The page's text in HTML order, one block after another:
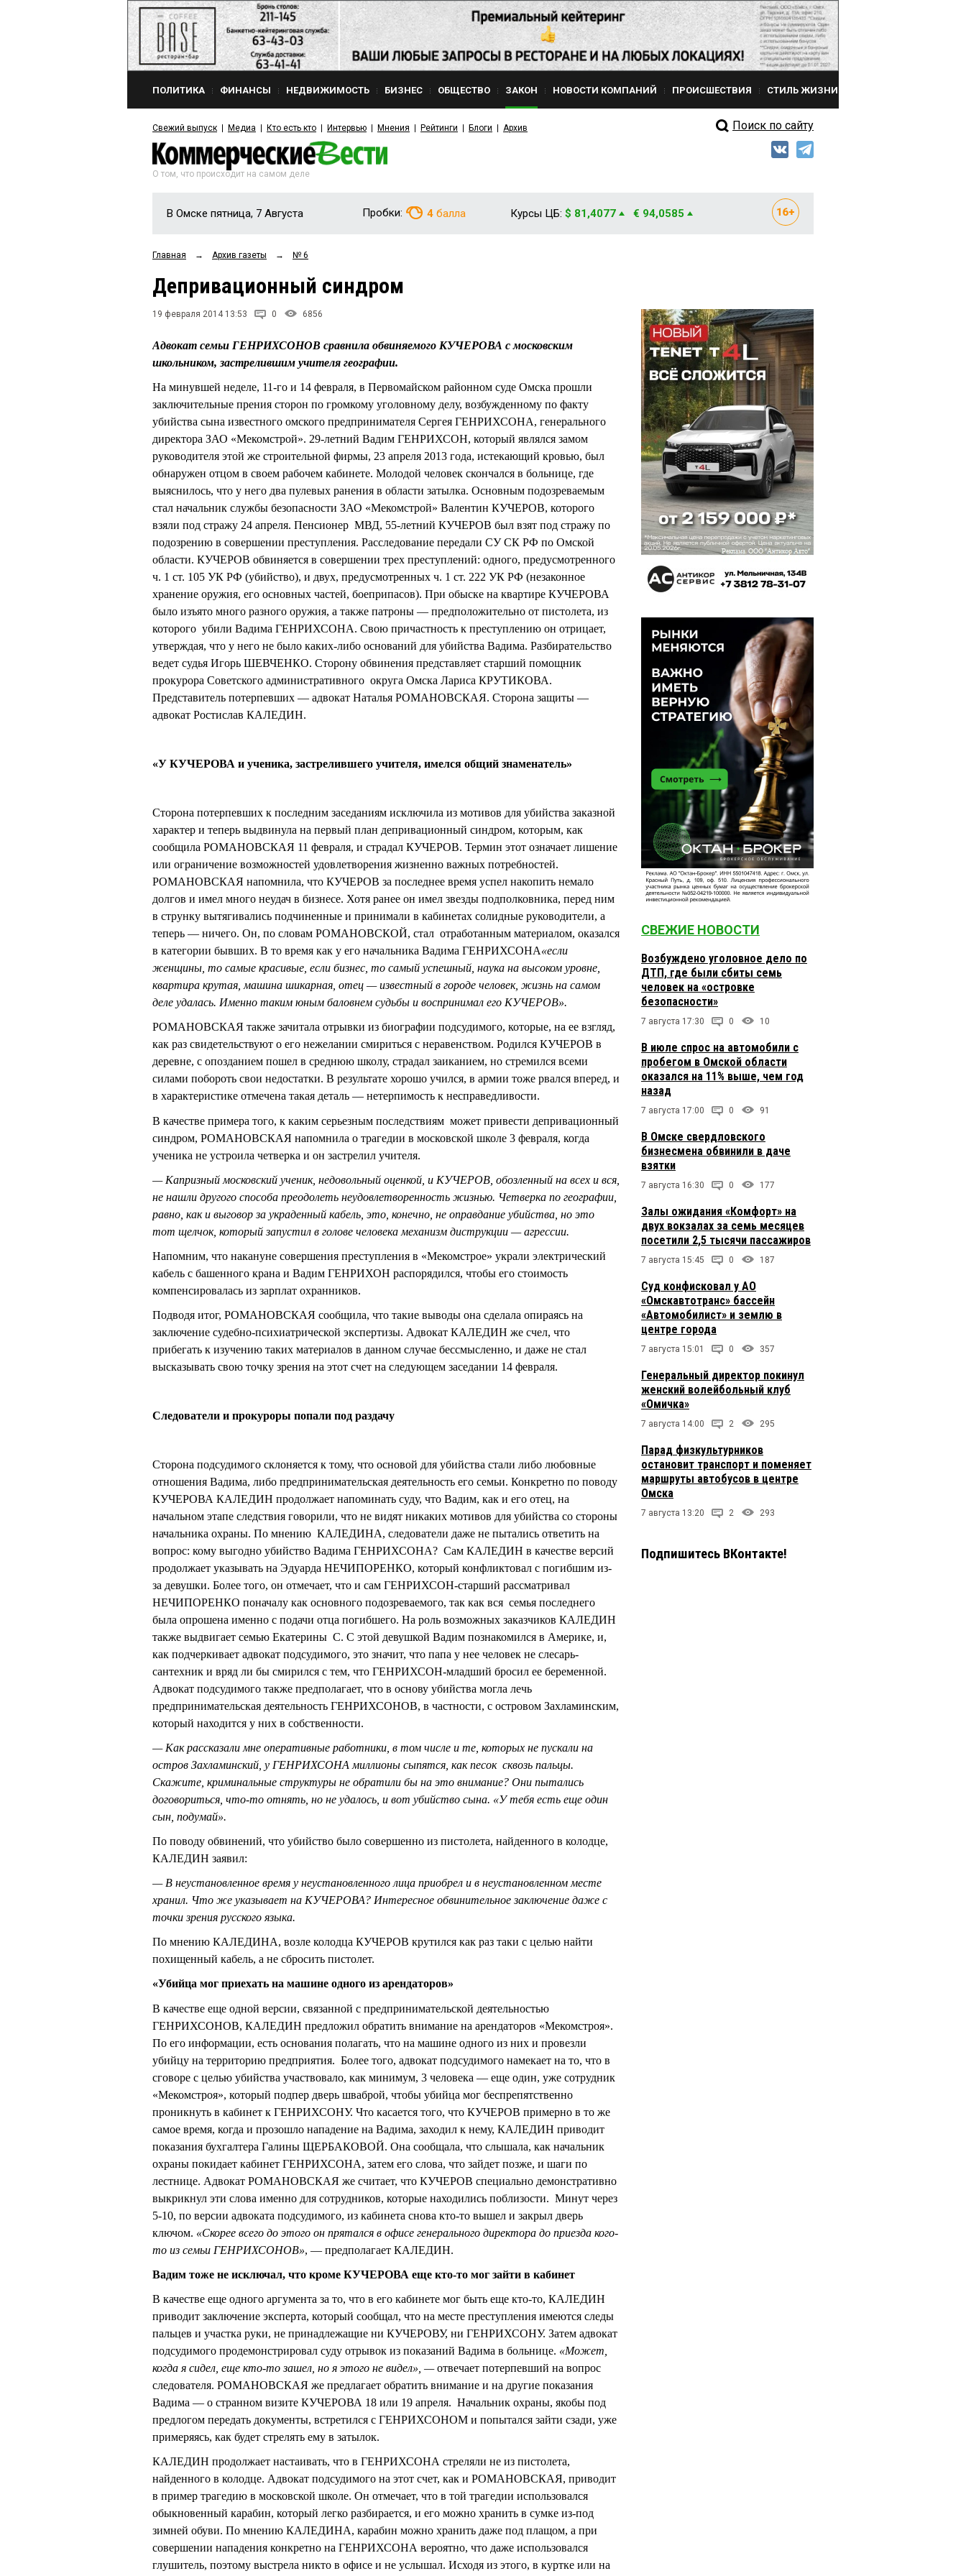
ПОЛИТИКА ФИНАНСЫ НЕДВИЖИМОСТЬ БИЗНЕС ОБЩЕСТВО ЗАКОН НОВОСТИ КОМПАНИЙ ПРОИСШЕСТВИЯ СТИЛЬ ЖИЗНИ
Свежий выпуск Медиа Кто есть кто Интервью Мнения Рейтинги Блоги Архив Поиск по сайту
О том, что происходит на самом деле
В Омске пятница, 7 Августа Пробки: 4 балла Курсы ЦБ: $ 81,4077 € 94,0585
Главная → Архив газеты → № 6
Депривационный синдром
19 февраля 2014 13:53 0 6856
Адвокат семьи ГЕНРИХСОНОВ сравнила обвиняемого КУЧЕРОВА с московским
школьником, застрелившим учителя географии.
На минувшей неделе, 11-го и 14 февраля, в Первомайском районном суде Омска прошли
заключительные прения сторон по громкому уголовному делу, возбужденному по факту
убийства сына известного омского предпринимателя Сергея ГЕНРИХСОНА, генерального
директора ЗАО «Мекомстрой». 29-летний Вадим ГЕНРИХСОН, который являлся замом
руководителя этой же строительной фирмы, 23 апреля 2013 года, истекающий кровью, был
обнаружен отцом в своем рабочем кабинете. Молодой человек скончался в больнице, где
выяснилось, что у него два пулевых ранения в области затылка. Основным подозреваемым
стал начальник службы безопасности ЗАО «Мекомстрой» Валентин КУЧЕРОВ, которого
взяли под стражу 24 апреля. Пенсионер МВД, 55-летний КУЧЕРОВ был взят под стражу по
подозрению в совершении преступления. Расследование передали СУ СК РФ по Омской
области. КУЧЕРОВ обвиняется в совершении трех преступлений: одного, предусмотренного
ч. 1 ст. 105 УК РФ (убийство), и двух, предусмотренных ч. 1 ст. 222 УК РФ (незаконное
хранение оружия, его основных частей, боеприпасов). При обыске на квартире КУЧЕРОВА
было изъято много разного оружия, а также патроны — предположительно от пистолета, из
которого убили Вадима ГЕНРИХСОНА. Свою причастность к преступлению он отрицает,
утверждая, что у него не было каких-либо оснований для убийства Вадима. Разбирательство
ведет судья Игорь ШЕВЧЕНКО. Сторону обвинения представляет старший помощник
прокурора Советского административного округа Омска Лариса КРУТИКОВА.
Представитель потерпевших — адвокат Наталья РОМАНОВСКАЯ. Сторона защиты —
адвокат Ростислав КАЛЕДИН.
«У КУЧЕРОВА и ученика, застрелившего учителя, имелся общий знаменатель»
Сторона потерпевших к последним заседаниям исключила из мотивов для убийства заказной
характер и теперь выдвинула на первый план депривационный синдром, которым, как
сообщила РОМАНОВСКАЯ 11 февраля, и страдал КУЧЕРОВ. Термин этот означает лишение
или ограничение возможностей удовлетворения жизненно важных потребностей.
РОМАНОВСКАЯ напомнила, что КУЧЕРОВ за последнее время успел накопить немало
долгов и имел много неудач в бизнесе. Хотя ранее он имел звезды подполковника, перед ним
в струнку вытягивались подчиненные и принимали в кабинетах солидные руководители, а
теперь — ничего. Он, по словам РОМАНОВСКОЙ, стал отработанным материалом, оказался
в категории бывших. В то время как у его начальника Вадима ГЕНРИХСОНА«если
женщины, то самые красивые, если бизнес, то самый успешный, наука на высоком уровне,
квартира крутая, машина шикарная, отец — известный в городе человек, жизнь на самом
деле удалась. Именно таким юным баловнем судьбы и воспринимал его КУЧЕРОВ».
РОМАНОВСКАЯ также зачитала отрывки из биографии подсудимого, которые, на ее взгляд,
как раз свидетельствуют о его нежелании смириться с неравенством. Родился КУЧЕРОВ в
деревне, с опозданием пошел в среднюю школу, страдал заиканием, но стремился всеми
силами побороть свои недостатки. В результате хорошо учился, в армии тоже рвался вперед, и
в характеристике отмечена такая деталь — нетерпимость к несправедливости.
В качестве примера того, к каким серьезным последствиям может привести депривационный
синдром, РОМАНОВСКАЯ напомнила о трагедии в московской школе 3 февраля, когда
ученика не устроила четверка и он застрелил учителя.
— Капризный московский ученик, недовольный оценкой, и КУЧЕРОВ, обозленный на всех и вся,
не нашли другого способа преодолеть неудовлетворенность жизнью. Четверка по географии,
равно, как и выговор за украденный кабель, это, конечно, не оправдание убийства, но это
тот щелчок, который запустил в голове человека механизм диструкции — агрессии.
Напомним, что накануне совершения преступления в «Мекомстрое» украли электрический
кабель с башенного крана и Вадим ГЕНРИХОН распорядился, чтобы его стоимость
компенсировалась из зарплат охранников.
Подводя итог, РОМАНОВСКАЯ сообщила, что такие выводы она сделала опираясь на
заключение судебно-психиатрической экспертизы. Адвокат КАЛЕДИН же счел, что
прибегать к изучению таких материалов в данном случае бессмысленно, и даже не стал
высказывать свою точку зрения на этот счет на следующем заседании 14 февраля.
Следователи и прокуроры попали под раздачу
Сторона подсудимого склоняется к тому, что основой для убийства стали либо любовные
отношения Вадима, либо предпринимательская деятельность его семьи. Конкретно по поводу
КУЧЕРОВА КАЛЕДИН продолжает напоминать суду, что Вадим, как и его отец, на
начальном этапе следствия говорили, что не видят никаких мотивов для убийства со стороны
начальника охраны. По мнению КАЛЕДИНА, следователи даже не пытались ответить на
вопрос: кому выгодно убийство Вадима ГЕНРИХСОНА? Сам КАЛЕДИН в качестве версий
продолжает указывать на Эдуарда НЕЧИПОРЕНКО, который конфликтовал с погибшим из-
за девушки. Более того, он отмечает, что и сам ГЕНРИХСОН-старший рассматривал
НЕЧИПОРЕНКО поначалу как основного подозреваемого, так как вся семья последнего
была опрошена именно с подачи отца погибшего. На роль возможных заказчиков КАЛЕДИН
также выдвигает семью Екатерины С. С этой девушкой Вадим познакомился в Америке, и,
как подчеркивает адвокат подсудимого, это значит, что папа у нее человек не слесарь-
сантехник и вряд ли бы смирился с тем, что ГЕНРИХСОН-младший бросил ее беременной.
Адвокат подсудимого также предполагает, что в основу убийства могла лечь
предпринимательская деятельность ГЕНРИХСОНОВ, в частности, с островом Захламинским,
который находится у них в собственности.
— Как рассказали мне оперативные работники, в том числе и те, которых не пускали на
остров Захламинский, у ГЕНРИХСОНА миллионы сыпятся, как песок сквозь пальцы.
Скажите, криминальные структуры не обратили бы на это внимание? Они пытались
договориться, что-то отнять, но не удалось, и вот убийство сына. «У тебя есть еще один
сын, подумай».
По поводу обвинений, что убийство было совершенно из пистолета, найденного в колодце,
КАЛЕДИН заявил:
— В неустановленное время у неустановленного лица приобрел и в неустановленном месте
хранил. Что же указывает на КУЧЕРОВА? Интересное обвинительное заключение даже с
точки зрения русского языка.
По мнению КАЛЕДИНА, возле колодца КУЧЕРОВ крутился как раз таки с целью найти
похищенный кабель, а не сбросить пистолет.
«Убийца мог приехать на машине одного из арендаторов»
В качестве еще одной версии, связанной с предпринимательской деятельностью
ГЕНРИХСОНОВ, КАЛЕДИН предложил обратить внимание на арендаторов «Мекомстроя».
По его информации, есть основания полагать, что на машине одного из них и провезли
убийцу на территорию предприятия. Более того, адвокат подсудимого намекает на то, что в
сговоре с целью убийства участвовало, как минимум, 3 человека — еще один, уже сотрудник
«Мекомстроя», который подпер дверь шваброй, чтобы убийца мог беспрепятственно
проникнуть в кабинет к ГЕНРИХСОНУ. Что касается того, что КУЧЕРОВ примерно в то же
самое время, когда и прозошло нападение на Вадима, заходил к нему, КАЛЕДИН приводит
показания бухгалтера Галины ЩЕРБАКОВОЙ. Она сообщала, что слышала, как начальник
охраны покидает кабинет ГЕНРИХСОНА, затем его слова, что зайдет позже, и шаги по
лестнице. Адвокат РОМАНОВСКАЯ же считает, что КУЧЕРОВ специально демонстративно
выкрикнул эти слова именно для сотрудников, которые находились поблизости. Минут через
5-10, по версии адвоката подсудимого, из кабинета снова кто-то вышел и закрыл дверь
ключом. «Скорее всего до этого он прятался в офисе генерального директора до приезда кого-
то из семьи ГЕНРИХСОНОВ», — предполагает КАЛЕДИН.
Вадим тоже не исключал, что кроме КУЧЕРОВА еще кто-то мог зайти в кабинет
В качестве еще одного аргумента за то, что в его кабинете мог быть еще кто-то, КАЛЕДИН
приводит заключение эксперта, который сообщал, что на месте преступления имеются следы
пальцев и участка руки, не принадлежащие ни КУЧЕРОВУ, ни ГЕНРИХСОНУ. Затем адвокат
подсудимого продемонстрировал суду отрывок из показаний Вадима в больнице. «Может,
когда я сидел, еще кто-то зашел, но я этого не видел», —отвечает потерпевший на вопрос
следователя. РОМАНОВСКАЯ же предлагает обратить внимание и на другие показания
Вадима — о странном визите КУЧЕРОВА 18 или 19 апреля. Начальник охраны, якобы под
предлогом передать документы, встретился с ГЕНРИХСОНОМ и попытался зайти сзади, уже
примеряясь, как будет стрелять ему в затылок.
КАЛЕДИН продолжает настаивать, что в ГЕНРИХСОНА стреляли не из пистолета,
найденного в колодце. Адвокат подсудимого на этот счет, как и РОМАНОВСКАЯ, приводит
в пример трагедию в московской школе. Он отмечает, что в той трагедии использовался
обыкновенный карабин, который легко разбирается, и его можно хранить в сумке из-под
зимней обуви. По мнению КАЛЕДИНА, карабин можно хранить даже под плащом, а при
совершении нападения конкретно на ГЕНРИХСОНА вероятно, что даже использовался
глушитель, поэтому выстрела никто в офисе и не услышал. Исходя из этого, в куртке или на
СВЕЖИЕ НОВОСТИ
Возбуждено уголовное дело по
ДТП, где были сбиты семь
человек на «островке
безопасности»
7 августа 17:30 0 10
В июле спрос на автомобили с
пробегом в Омской области
оказался на 11% выше, чем год
назад
7 августа 17:00 0 91
В Омске свердловского
бизнесмена обвинили в даче
взятки
7 августа 16:30 0 177
Залы ожидания «Комфорт» на
двух вокзалах за семь месяцев
посетили 2,5 тысячи пассажиров
7 августа 15:45 0 187
Суд конфисковал у АО
«Омскавтотранс» бассейн
«Автомобилист» и землю в
центре города
7 августа 15:01 0 357
Генеральный директор покинул
женский волейбольный клуб
«Омичка»
7 августа 14:00 2 295
Парад физкультурников
остановит транспорт и поменяет
маршруты автобусов в центре
Омска
7 августа 13:20 2 293
Подпишитесь ВКонтакте!